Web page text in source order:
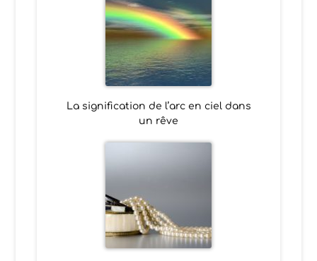
La signification de l’arc en ciel dans
un rêve